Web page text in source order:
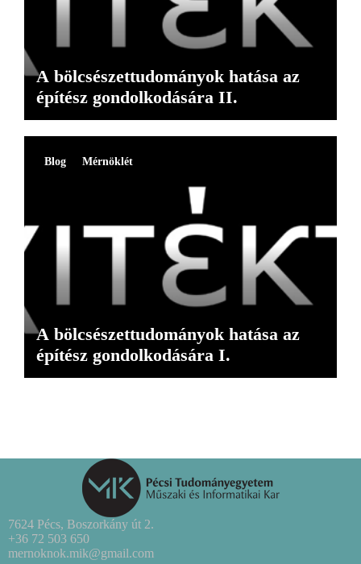
A bölcsészettudományok hatása az
építész gondolkodására II.
Blog Mérnöklét
A bölcsészettudományok hatása az
építész gondolkodására I.
7624 Pécs, Boszorkány út 2.
+36 72 503 650
mernoknok.mik@gmail.com